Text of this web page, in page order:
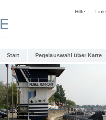
Hilfe
Start Pegelauswahl über Karte